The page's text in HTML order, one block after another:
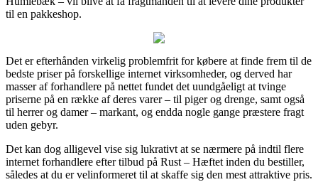
til en pakkeshop.
Det er efterhånden virkelig problemfrit for købere at finde frem til de
bedste priser på forskellige internet virksomheder, og derved har
masser af forhandlere på nettet fundet det uundgåeligt at tvinge
priserne på en række af deres varer – til piger og drenge, samt også
til herrer og damer – markant, og endda nogle gange præstere fragt
uden gebyr.
Det kan dog alligevel vise sig lukrativt at se nærmere på indtil flere
internet forhandlere efter tilbud på Rust – Hæftet inden du bestiller,
således at du er velinformeret til at skaffe sig den mest attraktive pris.